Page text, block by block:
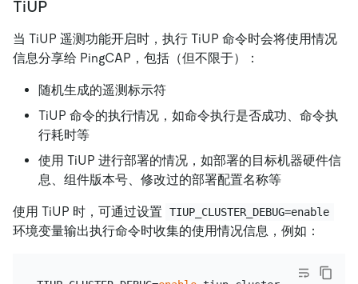
TiUP
当 TiUP 遥测功能开启时，执行 TiUP 命令时会将使用情况
信息分享给 PingCAP，包括（但不限于）：
随机生成的遥测标示符
TiUP 命令的执行情况，如命令执行是否成功、命令执
行耗时等
使用 TiUP 进行部署的情况，如部署的目标机器硬件信
息、组件版本号、修改过的部署配置名称等
使用 TiUP 时，可通过设置 TIUP_CLUSTER_DEBUG=enable
环境变量输出执行命令时收集的使用情况信息，例如：